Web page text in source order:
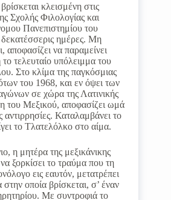
κλεισμένη στις
Σχολής Φιλολογίας και
Πανεπιστημίου του
ημέρες. Μη
αποφασίζει να παραμείνει
τελευταίο υπόλειμμα του
Στο κλίμα της παγκόσμιας
του 1968, και εν όψει των
σε χώρα της Λατινικής
του Μεξικού, αποφασίζει ωμά
αντιρρησίες. Καταλαμβάνει το
το Τλατελόλκο στο αίμα.
η μητέρα της μεξικάνικης
ξορκίσει το τραύμα που τη
εις εαυτόν, μετατρέπει
οποία βρίσκεται, σ’ έναν
Με συντροφιά το